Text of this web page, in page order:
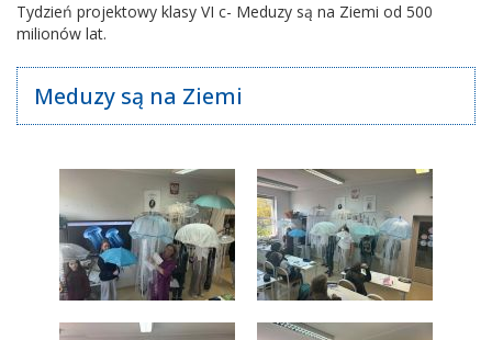
Tydzień projektowy klasy VI c- Meduzy są na Ziemi od 500
milionów lat.
Meduzy są na Ziemi